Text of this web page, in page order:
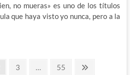
no mueras» es uno de los títulos
que haya visto yo nunca, pero a la
Página
3 Página
55
Página